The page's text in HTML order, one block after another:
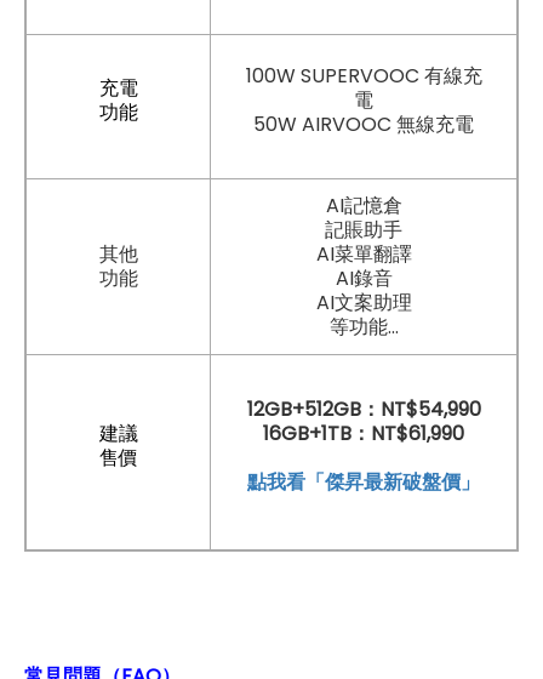
充電
功能
100W SUPERVOOC 有線充
電
50W AIRVOOC 無線充電
其他
功能
AI記憶倉
記賬助手
AI菜單翻譯
AI錄音
AI文案助理
等功能...
建議
售價
12GB+512GB：NT$54,990
16GB+1TB：NT$61,990
點我看「傑昇最新破盤價」